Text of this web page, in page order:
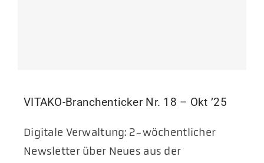
VITAKO-Branchenticker Nr. 18 – Okt ’25
Digitale Verwaltung: 2-wöchentlicher
Newsletter über Neues aus der